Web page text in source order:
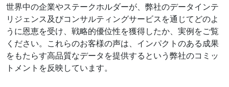
世界中の企業やステークホルダーが、弊社のデータインテ
リジェンス及びコンサルティングサービスを通じてどのよ
うに恩恵を受け、戦略的優位性を獲得したか、実例をご覧
ください。これらのお客様の声は、インパクトのある成果
をもたらす高品質なデータを提供するという弊社のコミッ
トメントを反映しています。